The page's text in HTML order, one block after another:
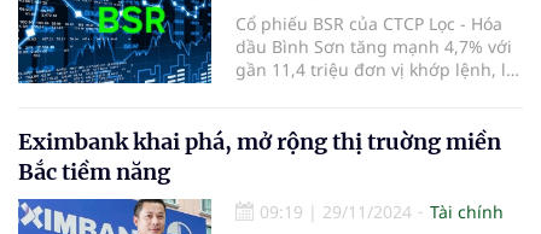
Cổ phiếu BSR của CTCP Lọc - Hóa
dầu Bình Sơn tăng mạnh 4,7% với
gần 11,4 triệu đơn vị khớp lệnh, là
Eximbank khai phá, mở rộng thị truờng miền
Bắc tiềm năng
09:19 | 29/11/2024
Tài chính